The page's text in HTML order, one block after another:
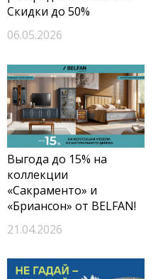
Скидки до 50%
06.05.2026
Выгода до 15% на
коллекции
«Сакраменто» и
«Бриансон» от BELFAN!
21.04.2026